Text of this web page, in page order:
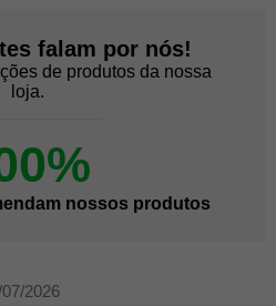
falam por nós!
de produtos da nossa
loja.
nossos produtos
07/2026